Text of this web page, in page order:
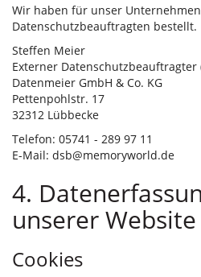
Wir haben für unser
Datenschutzbeauftragten bestellt.
Steffen Meier
Externer Datenschutzbeauftragter
Datenmeier GmbH & Co. KG
Pettenpohlstr. 17
32312 Lübbecke
Telefon: 05741 - 289 97 11
E-Mail: dsb@memoryworld.de
4.
unserer Website
Cookies